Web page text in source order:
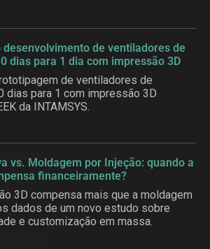
desenvolvimento de ventiladores de
dias para 1 dia com impressão 3D
de ventiladores de
dias para 1 com impressão 3D
da INTAMSYS.
vs. Moldagem por Injeção: quando a
financeiramente?
3D compensa mais que a moldagem
dados de um novo estudo sobre
e customização em massa.